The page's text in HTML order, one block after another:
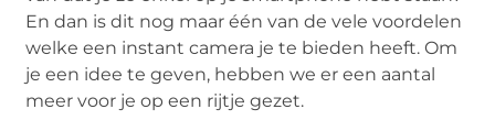
En dan is dit nog maar één van de vele voordelen
welke een instant camera je te bieden heeft. Om
je een idee te geven, hebben we er een aantal
meer voor je op een rijtje gezet.